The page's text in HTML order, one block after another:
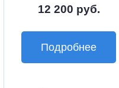
12 200 руб.
Подробнее